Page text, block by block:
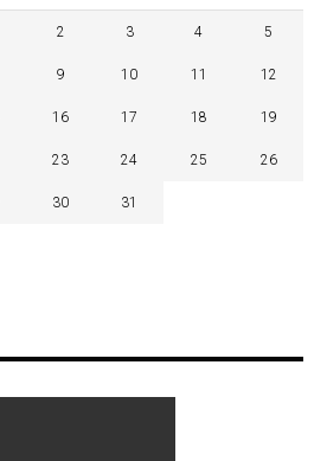
2 3 4 5
9 10 11 12
16 17 18 19
23 24 25 26
30 31